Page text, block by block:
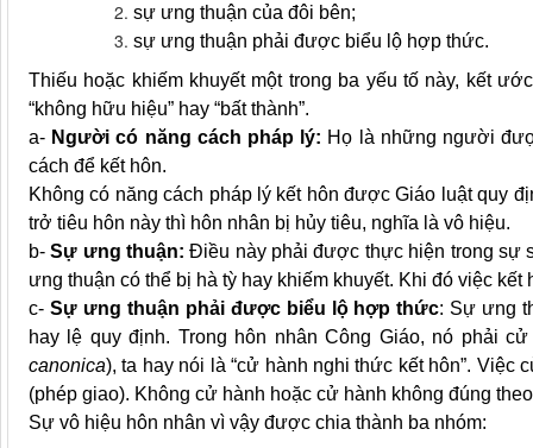
sự ưng thuận của đôi bên;
sự ưng thuận phải được biểu lộ hợp thức.
Thiếu hoặc khiếm khuyết một trong ba yếu tố này, kết
“không hữu hiệu” hay “bất thành”.
a- Người có năng cách pháp lý: Họ là những người
cách để kết hôn.
Không có năng cách pháp lý kết hôn được Giáo luật quy
trở tiêu hôn này thì hôn nhân bị hủy tiêu, nghĩa là vô hiệu.
b-Sự ưng thuận:Điều này phải được thực hiện trong sự
ưng thuận có thể bị hà tỳ hay khiếm khuyết. Khi đó việc kết
c- Sự ưng thuận phải được biểu lộ hợp thức: Sự ưng
hay lệ quy định. Trong hôn nhân Công Giáo, nó phải
canonica), ta hay nói là “cử hành nghi thức kết hôn”. Việc
(phép giao). Không cử hành hoặc cử hành không đúng
Sự vô hiệu hôn nhân vì vậy được chia thành ba nhóm: